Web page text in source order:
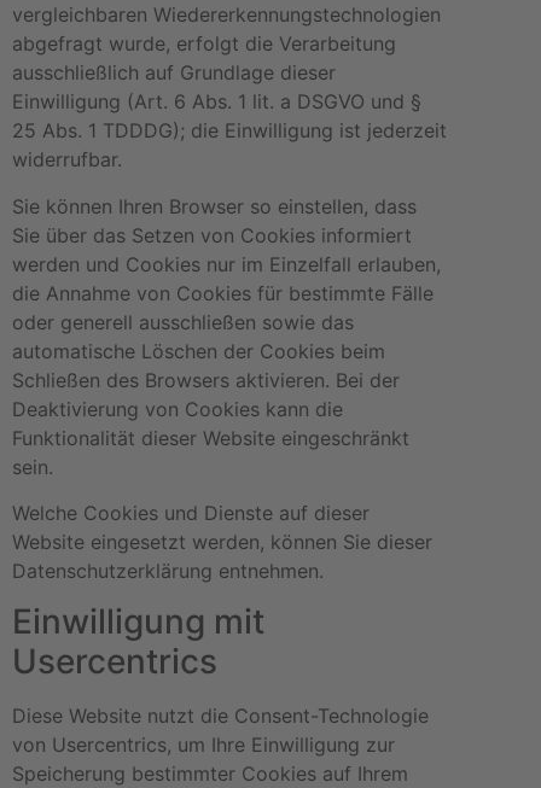
vergleichbaren Wiedererkennungstechnologien
abgefragt wurde, erfolgt die Verarbeitung
ausschließlich auf Grundlage dieser
Einwilligung (Art. 6 Abs. 1 lit. a DSGVO und §
25 Abs. 1 TDDDG); die Einwilligung ist jederzeit
widerrufbar.
Sie können Ihren Browser so einstellen, dass
Sie über das Setzen von Cookies informiert
werden und Cookies nur im Einzelfall erlauben,
die Annahme von Cookies für bestimmte Fälle
oder generell ausschließen sowie das
automatische Löschen der Cookies beim
Schließen des Browsers aktivieren. Bei der
Deaktivierung von Cookies kann die
Funktionalität dieser Website eingeschränkt
sein.
Welche Cookies und Dienste auf dieser
Website eingesetzt werden, können Sie dieser
Datenschutzerklärung entnehmen.
Einwilligung mit
Usercentrics
Diese Website nutzt die Consent-Technologie
von Usercentrics, um Ihre Einwilligung zur
Speicherung bestimmter Cookies auf Ihrem